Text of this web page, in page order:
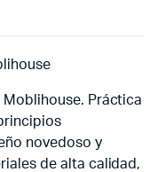
Moblihouse. Práctica
novedoso y
de alta calidad,